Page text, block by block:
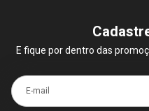
E fique por dentro das
E-mail